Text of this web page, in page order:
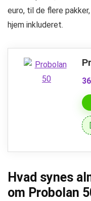
euro, til de flere
hjem inkluderet.
Hvad synes
om Probolan